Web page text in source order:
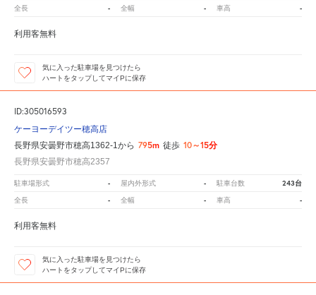
全長 - 全幅 - 車高 -
利用客無料
気に入った駐車場を見つけたら
ハートをタップしてマイPに保存
ID:305016593
ケーヨーデイツー穂高店
長野県安曇野市穂高1362-1から 795m 徒歩 10～15分
長野県安曇野市穂高2357
駐車場形式 - 屋内外形式 - 駐車台数 243台
全長 - 全幅 - 車高 -
利用客無料
気に入った駐車場を見つけたら
ハートをタップしてマイPに保存